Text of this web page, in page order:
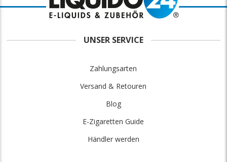
UNSER SERVICE
Zahlungsarten
Versand & Retouren
Blog
E-Zigaretten Guide
Händler werden